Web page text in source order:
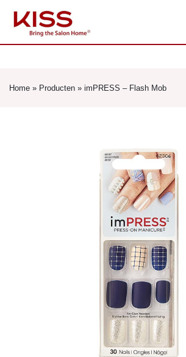
Home » Producten » imPRESS – Flash Mob